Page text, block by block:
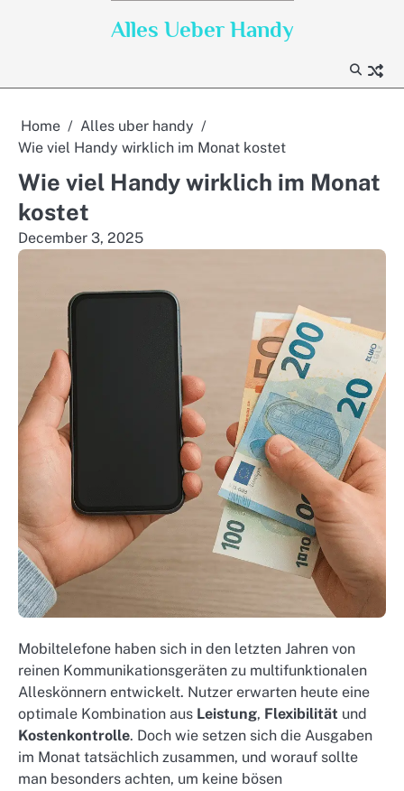
Alles Ueber Handy
Home
Alles uber handy
Wie viel Handy wirklich im Monat kostet
Wie viel Handy wirklich im Monat
kostet
December 3, 2025
Mobiltelefone haben sich in den letzten Jahren von
reinen Kommunikationsgeräten zu multifunktionalen
Alleskönnern entwickelt. Nutzer erwarten heute eine
optimale Kombination aus Leistung, Flexibilität und
Kostenkontrolle. Doch wie setzen sich die Ausgaben
im Monat tatsächlich zusammen, und worauf sollte
man besonders achten, um keine bösen